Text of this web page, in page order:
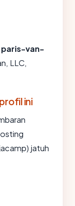
paris-van-
LLC,
ini
jatuh